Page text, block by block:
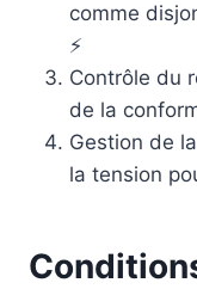
comme
⚡
Contrôle du
de la
Gestion de
la tension